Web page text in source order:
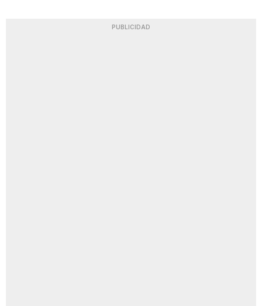
PUBLICIDAD